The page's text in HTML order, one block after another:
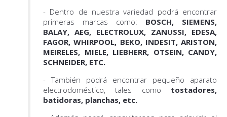
- Dentro de nuestra variedad podrá encontrar
primeras marcas como: BOSCH, SIEMENS,
BALAY, AEG, ELECTROLUX, ZANUSSI, EDESA,
FAGOR, WHIRPOOL, BEKO, INDESIT, ARISTON,
MEIRELES, MIELE, LIEBHERR, OTSEIN, CANDY,
SCHNEIDER, ETC.
- También podrá encontrar pequeño aparato
electrodoméstico, tales como tostadores,
batidoras, planchas, etc.